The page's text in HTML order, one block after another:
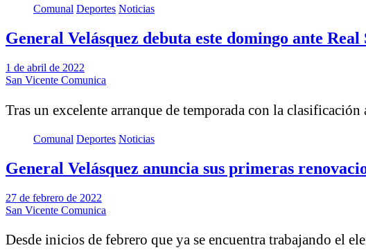
Comunal Deportes Noticias
General Velásquez debuta este domingo ante
1 de abril de 2022
San Vicente Comunica
Tras un excelente arranque de temporada con la
Comunal Deportes Noticias
General Velásquez anuncia sus primeras
27 de febrero de 2022
San Vicente Comunica
Desde inicios de febrero que ya se encuentra trabajando el